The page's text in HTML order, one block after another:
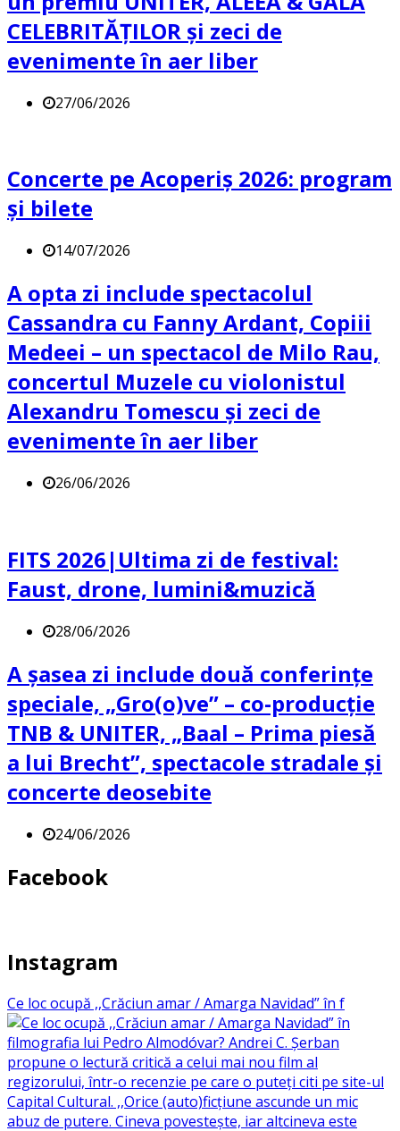
CELEBRITĂȚILOR și zeci de
evenimente în aer liber
27/06/2026
Concerte pe Acoperiș 2026: program
și bilete
14/07/2026
A opta zi include spectacolul
Cassandra cu Fanny Ardant, Copiii
Medeei – un spectacol de Milo Rau,
concertul Muzele cu violonistul
Alexandru Tomescu și zeci de
evenimente în aer liber
26/06/2026
FITS 2026|Ultima zi de festival:
Faust, drone, lumini&muzică
28/06/2026
A șasea zi include două conferințe
speciale, „Gro(o)ve” – co-producție
TNB & UNITER, „Baal – Prima piesă
a lui Brecht”, spectacole stradale și
concerte deosebite
24/06/2026
Facebook
Instagram
Ce loc ocupă ,,Crăciun amar / Amarga Navidad” în f